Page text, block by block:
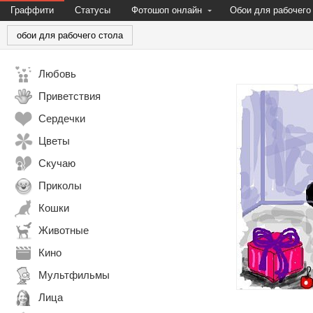
Граффити Статусы Фотошоп онлайн Обои для рабочего
обои для рабочего стола
Любовь
Приветствия
Сердечки
Цветы
Скучаю
Приколы
Кошки
Животные
Кино
Мультфильмы
Лица